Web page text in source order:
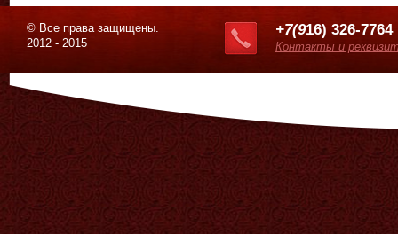
© Все права защищены.
2012 - 2015
+7(916) 326-7764
Контакты и